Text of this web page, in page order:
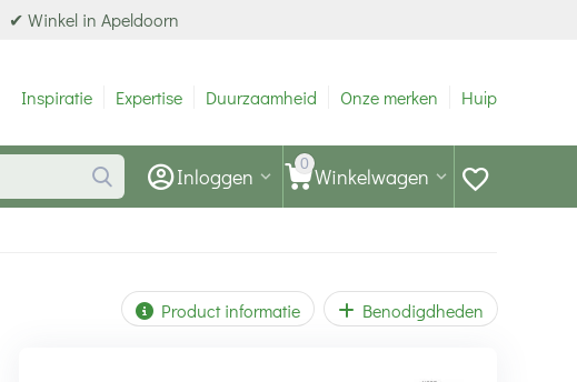
✔ Winkel in Apeldoorn
Inspiratie Expertise Duurzaamheid Onze merken Hulp
0 Winkelwagen
Inloggen
Product informatie Benodigdheden